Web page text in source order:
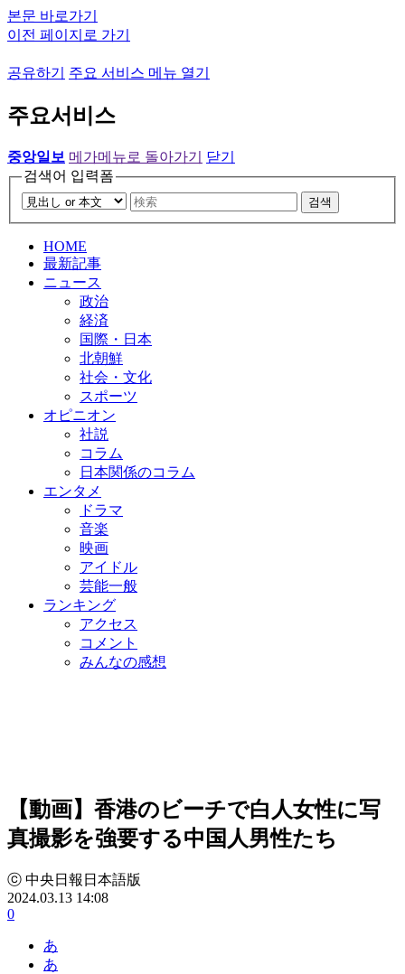
본문 바로가기
이전 페이지로 가기
공유하기 주요 서비스 메뉴 열기
주요서비스
중앙일보 메가메뉴로 돌아가기
닫기
검색어 입력폼
검색
HOME
最新記事
ニュース
政治
経済
国際・日本
北朝鮮
社会・文化
スポーツ
オピニオン
社説
コラム
日本関係のコラム
エンタメ
ドラマ
音楽
映画
アイドル
芸能一般
ランキング
アクセス
コメント
みんなの感想
【動画】香港のビーチで白人女性に写
真撮影を強要する中国人男性たち
ⓒ 中央日報日本語版
2024.03.13 14:08
0
あ
あ